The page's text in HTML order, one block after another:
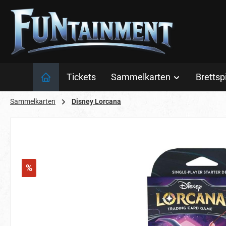
Hauptinhalt springen
Zur Suche springen
Zur Hauptnavigation springen
Tickets Sammelkarten
Sammelkarten Disney Lorcana
%